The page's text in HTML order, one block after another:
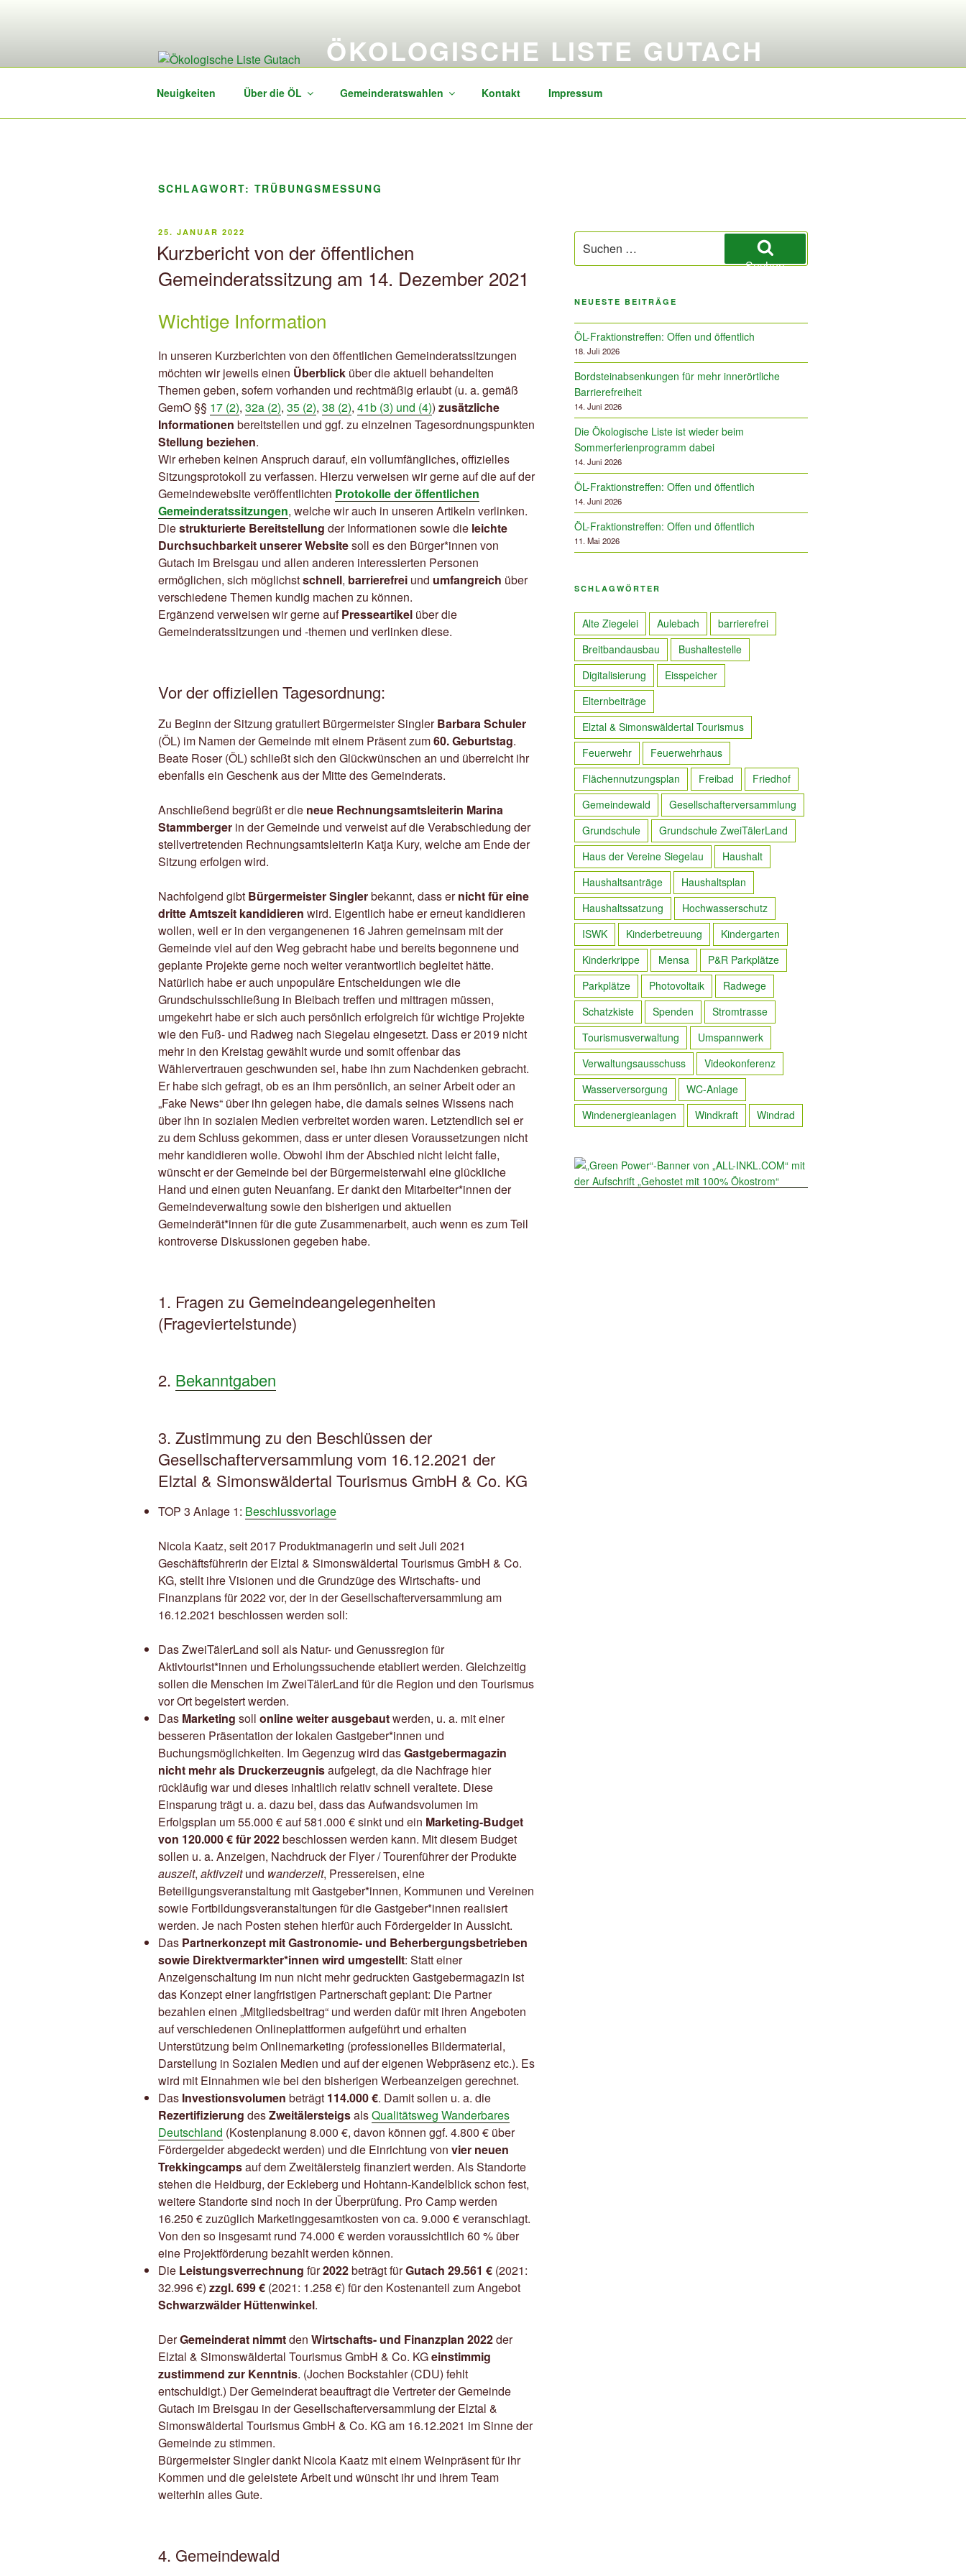
ÖKOLOGISCHE LISTE GUTACH
Neuigkeiten Über die ÖL Gemeinderatswahlen Kontakt Impressum
SCHLAGWORT: TRÜBUNGSMESSUNG
VERÖFFENTLICHT
25. JANUAR 2022
Kurzbericht von der öffentlichen
Gemeinderatssitzung am 14. Dezember 2021
Wichtige Information
In unseren Kurzberichten von den öffentlichen Gemeinderatssitzungen
möchten wir jeweils einen Überblick über die aktuell behandelten
Themen geben, sofern vorhanden und rechtmäßig erlaubt (u. a. gemäß
GemO §§ 17 (2), 32a (2), 35 (2), 38 (2), 41b (3) und (4)) zusätzliche
Informationen bereitstellen und ggf. zu einzelnen Tagesordnungspunkten
Stellung beziehen.
Wir erheben keinen Anspruch darauf, ein vollumfängliches, offizielles
Sitzungsprotokoll zu verfassen. Hierzu verweisen wir gerne auf die auf der
Gemeindewebsite veröffentlichten Protokolle der öffentlichen
Gemeinderatssitzungen, welche wir auch in unseren Artikeln verlinken.
Diestrukturierte Bereitstellung der Informationen sowie die leichte
Durchsuchbarkeit unserer Websitesoll es den Bürger*innen von
Gutach im Breisgau und allen anderen interessierten Personen
ermöglichen, sich möglichstschnell, barrierefrei und umfangreich über
verschiedene Themen kundig machen zu können.
Ergänzend verweisen wir gerne aufPresseartikel über die
Gemeinderatssitzungen und -themen und verlinken diese.
Vor der offiziellen Tagesordnung:
Zu Beginn der Sitzung gratuliert Bürgermeister SinglerBarbara Schuler
(ÖL) im Namen der Gemeinde mit einem Präsent zum60. Geburtstag.
Beate Roser (ÖL) schließt sich den Glückwünschen an und überreicht ihr
ebenfalls ein Geschenk aus der Mitte des Gemeinderats.
Anschließend begrüßt er die neue Rechnungsamtsleiterin Marina
Stammberger in der Gemeinde und verweist auf die Verabschiedung der
stellvertretenden Rechnungsamtsleiterin Katja Kury, welche am Ende der
Sitzung erfolgen wird.
Nachfolgend gibt Bürgermeister Singlerbekannt, dass ernicht für eine
dritte Amtszeit kandidieren wird. Eigentlich habe er erneut kandidieren
wollen, weil er in den vergangenenen 16 Jahren gemeinsam mit der
Gemeinde viel auf den Weg gebracht habe und bereits begonnene und
geplante Projekte gerne noch weiter verantwortlich begleitet hätte.
Natürlich habe er auch unpopuläre Entscheidungen wie die
Grundschulsschließung in Bleibach treffen und mittragen müssen,
umgekehrt habe er sich auch persönlich erfolgreich für wichtige Projekte
wie den Fuß- und Radweg nach Siegelau eingesetzt. Dass er 2019 nicht
mehr in den Kreistag gewählt wurde und somit offenbar das
Wählervertrauen geschwunden sei, habe ihn zum Nachdenken gebracht.
Er habe sich gefragt, ob es an ihm persönlich, an seiner Arbeit oder an
„Fake News“ über ihn gelegen habe, die damals seines Wissens nach
über ihn in sozialen Medien verbreitet worden waren. Letztendlich sei er
zu dem Schluss gekommen, dass er unter diesen Voraussetzungen nicht
mehr kandidieren wolle. Obwohl ihm der Abschied nicht leicht falle,
wünscht er der Gemeinde bei der Bürgermeisterwahl eine glückliche
Hand und einen guten Neuanfang. Er dankt den Mitarbeiter*innen der
Gemeindeverwaltung sowie den bisherigen und aktuellen
Gemeinderät*innen für die gute Zusammenarbeit, auch wenn es zum Teil
kontroverse Diskussionen gegeben habe.
1. Fragen zu Gemeindeangelegenheiten
(Frageviertelstunde)
2. Bekanntgaben
3. Zustimmung zu den Beschlüssen der
Gesellschafterversammlung vom 16.12.2021 der
Elztal & Simonswäldertal Tourismus GmbH & Co. KG
TOP 3 Anlage 1: Beschlussvorlage
Nicola Kaatz, seit 2017 Produktmanagerin und seit Juli 2021
Geschäftsführerin der Elztal & Simonswäldertal Tourismus GmbH & Co.
KG, stellt ihre Visionen und die Grundzüge des Wirtschafts- und
Finanzplans für 2022 vor, der in der Gesellschafterversammlung am
16.12.2021 beschlossen werden soll:
Das ZweiTälerLand soll als Natur- und Genussregion für
Aktivtourist*innen und Erholungssuchende etabliert werden. Gleichzeitig
sollen die Menschen im ZweiTälerLand für die Region und den Tourismus
vor Ort begeistert werden.
Das Marketing soll online weiter ausgebautwerden, u. a. mit einer
besseren Präsentation der lokalen Gastgeber*innen und
Buchungsmöglichkeiten. Im Gegenzug wird dasGastgebermagazin
nicht mehr als Druckerzeugnisaufgelegt, da die Nachfrage hier
rückläufig war und dieses inhaltlich relativ schnell veraltete. Diese
Einsparung trägt u. a. dazu bei, dass das Aufwandsvolumen im
Erfolgsplan um 55.000 € auf 581.000 € sinkt und ein Marketing-Budget
von 120.000 € für 2022beschlossen werden kann. Mit diesem Budget
sollen u. a. Anzeigen, Nachdruck der Flyer / Tourenführer der Produkte
auszeit, aktivzeitund wanderzeit, Pressereisen, eine
Beteiligungsveranstaltung mit Gastgeber*innen, Kommunen und Vereinen
sowie Fortbildungsveranstaltungen für die Gastgeber*innen realisiert
werden. Je nach Posten stehen hierfür auch Fördergelder in Aussicht.
Das Partnerkonzept mit Gastronomie- und Beherbergungsbetrieben
sowie Direktvermarkter*innen wird umgestellt: Statt einer
Anzeigenschaltung im nun nicht mehr gedruckten Gastgebermagazin ist
das Konzept einer langfristigen Partnerschaft geplant: Die Partner
bezahlen einen „Mitgliedsbeitrag“ und werden dafür mit ihren Angeboten
auf verschiedenen Onlineplattformen aufgeführt und erhalten
Unterstützung beim Onlinemarketing (professionelles Bildermaterial,
Darstellung in Sozialen Medien und auf der eigenen Webpräsenz etc.). Es
wird mit Einnahmen wie bei den bisherigen Werbeanzeigen gerechnet.
Das Investionsvolumen beträgt 114.000 €. Damit sollen u. a. die
Rezertifizierung desZweitälersteigsalsQualitätsweg Wanderbares
Deutschland (Kostenplanung 8.000 €, davon können ggf. 4.800 € über
Fördergelder abgedeckt werden) und die Einrichtung von vier neuen
Trekkingcampsauf dem Zweitälersteig finanziert werden. Als Standorte
stehen die Heidburg, der Eckleberg und Hohtann-Kandelblick schon fest,
weitere Standorte sind noch in der Überprüfung. Pro Camp werden
16.250 € zuzüglich Marketinggesamtkosten von ca. 9.000 € veranschlagt.
Von den so insgesamt rund 74.000 € werden voraussichtlich 60 % über
eine Projektförderung bezahlt werden können.
Die Leistungsverrechnung für2022beträgt fürGutach 29.561 € (2021:
32.996 €) zzgl. 699 € (2021: 1.258 €) für den Kostenanteil zum Angebot
Schwarzwälder Hüttenwinkel.
DerGemeinderat nimmtden Wirtschafts- und Finanzplan 2022der
Elztal & Simonswäldertal Tourismus GmbH & Co. KGeinstimmig
zustimmend zur Kenntnis. (Jochen Bockstahler (CDU) fehlt
entschuldigt.) Der Gemeinderat beauftragt die Vertreter der Gemeinde
Gutach im Breisgau in der Gesellschafterversammlung der Elztal &
Simonswäldertal Tourismus GmbH & Co. KG am 16.12.2021 im Sinne der
Gemeinde zu stimmen.
Bürgermeister Singler dankt Nicola Kaatz mit einem Weinpräsent für ihr
Kommen und die geleistete Arbeit und wünscht ihr und ihrem Team
weiterhin alles Gute.
4. Gemeindewald
Suchen
nach:
Suchen
NEUESTE BEITRÄGE
ÖL-Fraktionstreffen: Offen und öffentlich
18. Juli 2026
Bordsteinabsenkungen für mehr innerörtliche
Barrierefreiheit
14. Juni 2026
Die Ökologische Liste ist wieder beim
Sommerferienprogramm dabei
14. Juni 2026
ÖL-Fraktionstreffen: Offen und öffentlich
14. Juni 2026
ÖL-Fraktionstreffen: Offen und öffentlich
11. Mai 2026
SCHLAGWÖRTER
Alte Ziegelei Aulebach
barrierefrei
Breitbandausbau
Bushaltestelle
Digitalisierung
Eisspeicher
Elternbeiträge
Elztal & Simonswäldertal Tourismus
Feuerwehr
Feuerwehrhaus
Flächennutzungsplan
Freibad
Friedhof
Gemeindewald
Gesellschafterversammlung
Grundschule
Grundschule ZweiTälerLand
Haus der Vereine Siegelau
Haushalt
Haushaltsanträge
Haushaltsplan
Haushaltssatzung
Hochwasserschutz
ISWK
Kinderbetreuung
Kindergarten
Kinderkrippe
Mensa
P&R Parkplätze
Parkplätze
Photovoltaik
Radwege
Schatzkiste
Spenden
Stromtrasse
Tourismusverwaltung
Umspannwerk
Verwaltungsausschuss
Videokonferenz
Wasserversorgung
WC-Anlage
Windenergieanlagen
Windkraft Windrad